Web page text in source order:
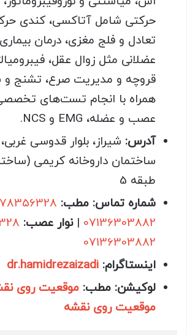
حرکتی شامل آتاکسی، کندی
تعادل و فلج مغزی، درمان
عضلانی مثل زوال عقل،
قروچه و مدیریت صرع، تشنج و
همراه با انجام تست‌های تخصصی
عصب و عضله، EMG و NCS.
آدرس:
ساختمان داروخانه کریمی
طبقه 5
شماره تماس: مطب:
07136303882
|نوار عصب:
07136303882
اینستاگرام: dr.hamidrezaizadi
لوکیشن: مطب: موقعیت روی
موقعیت روی نقشه